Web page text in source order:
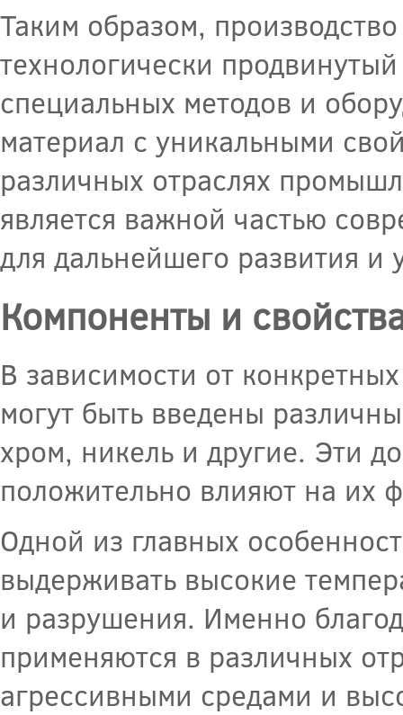
Таким образом,
технологически
специальных методов и
материал с уникальными
различных отраслях
является важной частью
для дальнейшего развития и
Компоненты и
В зависимости от
могут быть введены
хром, никель и другие. Эти
положительно влияют на их
Одной из главных
выдерживать высокие
и разрушения. Именно
применяются в различных
агрессивными средами и